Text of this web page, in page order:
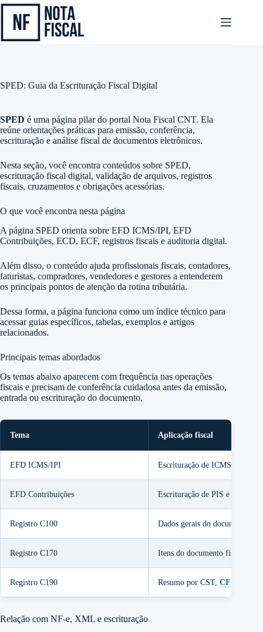
Pular
para
SPED: Guia da Escrituração Fiscal Digital
SPED é uma página pilar do portal Nota Fiscal CNT. Ela
reúne orientações práticas para emissão, conferência,
escrituração e análise fiscal de documentos eletrônicos.
Nesta seção, você encontra conteúdos sobre SPED,
escrituração fiscal digital, validação de arquivos, registros
fiscais, cruzamentos e obrigações acessórias.
O que você encontra nesta página
A página SPED orienta sobre EFD ICMS/IPI, EFD
Contribuições, ECD, ECF, registros fiscais e auditoria digital.
Além disso, o conteúdo ajuda profissionais fiscais, contadores,
faturistas, compradores, vendedores e gestores a entenderem
os principais pontos de atenção da rotina tributária.
Dessa forma, a página funciona como um índice técnico para
acessar guias específicos, tabelas, exemplos e artigos
relacionados.
Principais temas abordados
Os temas abaixo aparecem com frequência nas operações
fiscais e precisam de conferência cuidadosa antes da emissão,
entrada ou escrituração do documento.
Tema Aplicação fiscal
EFD ICMS/IPI Escrituração de ICMS e IPI.
EFD Contribuições Escrituração de PIS e Cofins.
Registro C100 Dados gerais do documento
Registro C170 Itens do documento fiscal.
Registro C190 Resumo por CST, CFOP
Relação com NF-e, XML e escrituração